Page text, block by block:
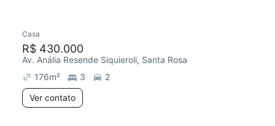
Casa
R$ 430.000
Av. Anália Resende Siquieroli, Santa Rosa
176m² 3
2
Ver contato